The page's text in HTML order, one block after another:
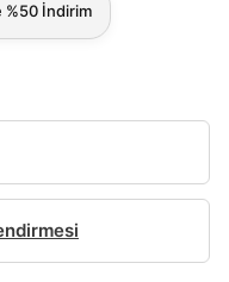
%50 İndirim
Şifremi Unuttum